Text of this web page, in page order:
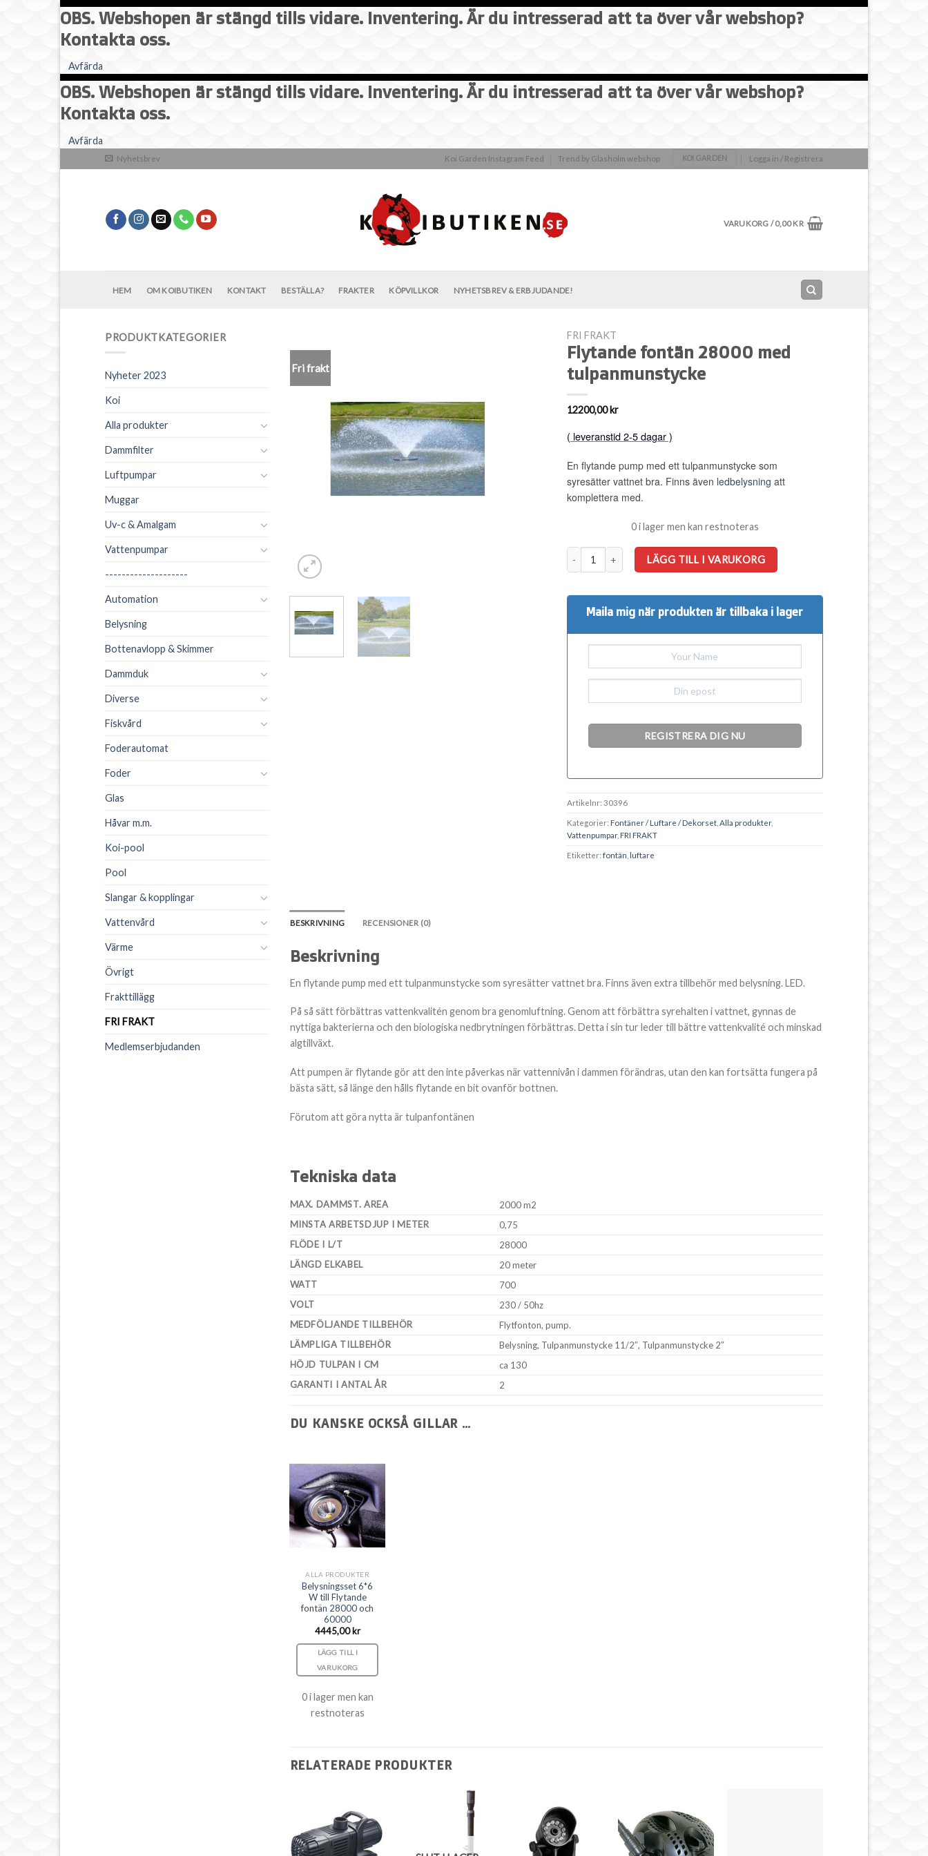
OBS. Webshopen är stängd tills vidare. Inventering. Är du intresserad att ta över vår webshop?
Kontakta oss.
Avfärda
OBS. Webshopen är stängd tills vidare. Inventering. Är du intresserad att ta över vår webshop?
Kontakta oss.
Avfärda
to
content
Nyhetsbrev Koi Garden Instagram Feed Trend by Glasholm webshop KOI GARDEN Logga in / Registrera
VARUKORG /0,00KR
HEM OM KOIBUTIKEN KONTAKT BESTÄLLA? FRAKTER KÖPVILLKOR NYHETSBREV & ERBJUDANDE!
PRODUKTKATEGORIER
Nyheter 2023
Koi
Alla produkter
Dammfilter
Luftpumpar
Muggar
Uv-c & Amalgam
Vattenpumpar
--------------------
Automation
Belysning
Bottenavlopp & Skimmer
Dammduk
Diverse
Fiskvård
Foderautomat
Foder
Glas
Håvar m.m.
Koi-pool
Pool
Slangar & kopplingar
Vattenvård
Värme
Övrigt
Frakttillägg
FRI FRAKT
Medlemserbjudanden
Fri frakt
FRI FRAKT
Flytande fontän 28000 med
tulpanmunstycke
12200,00kr
( leveranstid 2-5 dagar )
En flytande pump med ett tulpanmunstycke som
syresätter vattnet bra. Finns även ledbelysning att
komplettera med.
0 i lager men kan restnoteras
Flytande fontän 28000 med tulpanmunstycke mängd
LÄGG TILL I VARUKORG
Maila mig när produkten är tillbaka i lager
Artikelnr: 30396
Kategorier: Fontäner / Luftare / Dekorset, Alla produkter,
Vattenpumpar, FRI FRAKT
Etiketter: fontän luftare
BESKRIVNING RECENSIONER (0)
Beskrivning
En flytande pump med ett tulpanmunstycke som syresätter vattnet bra. Finns även extra tillbehör med belysning. LED.
På så sätt förbättras vattenkvalitén genom bra genomluftning. Genom att förbättra syrehalten i vattnet, gynnas de
nyttiga bakterierna och den biologiska nedbrytningen förbättras. Detta i sin tur leder till bättre vattenkvalité och minskad
algtillväxt.
Att pumpen är flytande gör att den inte påverkas när vattennivån i dammen förändras, utan den kan fortsätta fungera på
bästa sätt, så länge den hålls flytande en bit ovanför bottnen.
Förutom att göra nytta är tulpanfontänen
Tekniska data
MAX. DAMMST. AREA
2000 m2
MINSTA ARBETSDJUP I METER
0,75
FLÖDE I L/T
28000
LÄNGD ELKABEL
20 meter
WATT
700
VOLT
230 / 50hz
MEDFÖLJANDE TILLBEHÖR
Flytfonton, pump.
LÄMPLIGA TILLBEHÖR
Belysning, Tulpanmunstycke 11/2″, Tulpanmunstycke 2″
HÖJD TULPAN I CM
ca 130
GARANTI I ANTAL ÅR
2
DU KANSKE OCKSÅ GILLAR …
ALLA PRODUKTER
Belysningsset 6*6
W till Flytande
fontän 28000 och
60000
4445,00kr
LÄGG TILL I
VARUKORG
0 i lager men kan
restnoteras
RELATERADE PRODUKTER